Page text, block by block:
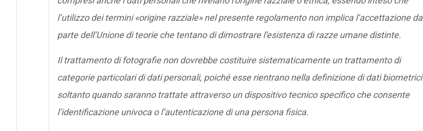
l’utilizzo dei termini «origine razziale» nel presente regolamento non implica l’accettazione da
parte dell’Unione di teorie che tentano di dimostrare l’esistenza di razze umane distinte.
Il trattamento di fotografie non dovrebbe costituire sistematicamente un trattamento di
categorie particolari di dati personali, poiché esse rientrano nella definizione di dati biometrici
soltanto quando saranno trattate attraverso un dispositivo tecnico specifico che consente
l’identificazione univoca o l’autenticazione di una persona fisica.